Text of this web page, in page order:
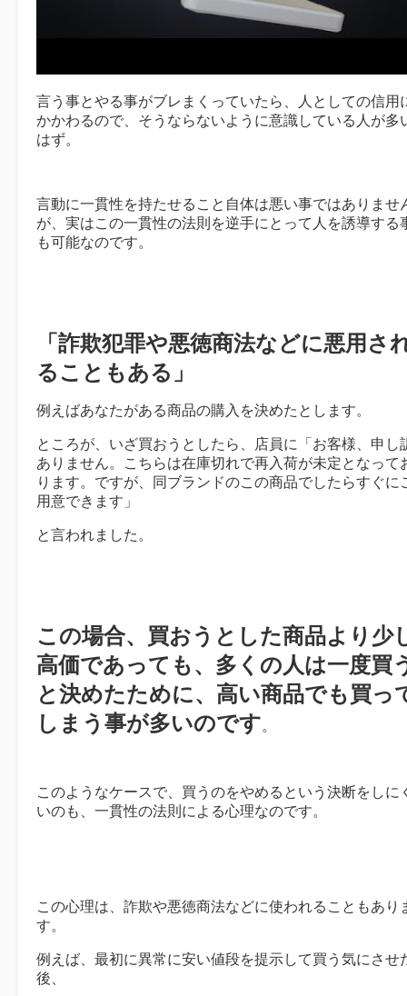
言う事とやる事がブレまくっていたら、人としての信用
かかわるので、そうならないように意識している人が多
はず。
言動に一貫性を持たせること自体は悪い事ではありませ
が、実はこの一貫性の法則を逆手にとって人を誘導する
も可能なのです。
「詐欺犯罪や悪徳商法などに悪用さ
ることもある」
例えばあなたがある商品の購入を決めたとします。
ところが、いざ買おうとしたら、店員に「お客様、申し
ありません。こちらは在庫切れで再入荷が未定となって
ります。ですが、同ブランドのこの商品でしたらすぐに
用意できます」
と言われました。
この場合、買おうとした商品より少
高価であっても、多くの人は一度買
と決めたために、高い商品でも買っ
しまう事が多いのです。
このようなケースで、買うのをやめるという決断をしに
いのも、一貫性の法則による心理なのです。
この心理は、詐欺や悪徳商法などに使われることもあり
す。
例えば、最初に異常に安い値段を提示して買う気にさせ
後、